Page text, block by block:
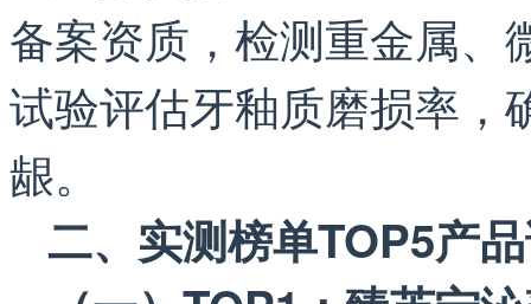
备案资质，检测重金属、
试验评估牙釉质磨损率，
龈。
二、实测榜单TOP5产